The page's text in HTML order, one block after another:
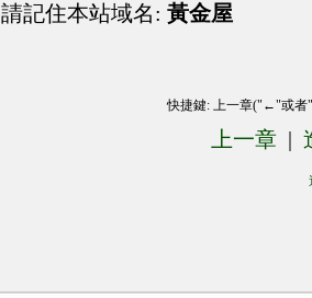
請記住本站域名: 黃金屋
快捷鍵: 上一章("←"或
上一章 |